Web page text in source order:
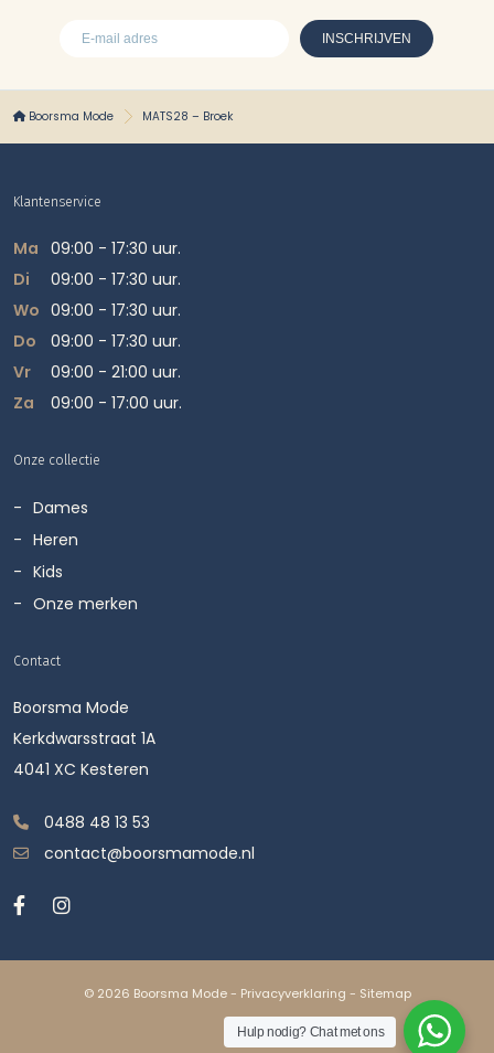
Boorsma Mode MATS28 – Broek
Klantenservice
Ma 09:00 - 17:30 uur.
Di
09:00 - 17:30 uur.
Wo 09:00 - 17:30 uur.
Do
09:00 - 17:30 uur.
Vr
09:00 - 21:00 uur.
Za
09:00 - 17:00 uur.
Onze collectie
Dames
Heren
Kids
Onze merken
Contact
Boorsma Mode
Kerkdwarsstraat 1A
4041 XC Kesteren
0488 48 13 53
contact@boorsmamode.nl
© 2026 Boorsma Mode - Privacyverklaring - Sitemap
Hulp nodig? Chat met ons